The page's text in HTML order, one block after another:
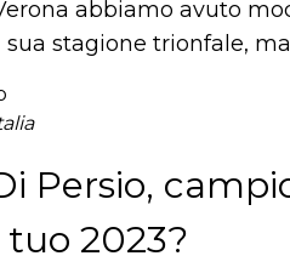
abbiamo avuto
stagione trionfale,
Persio,
2023?